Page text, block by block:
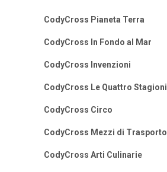
CodyCross Pianeta Terra
CodyCross In Fondo al Mar
CodyCross Invenzioni
CodyCross Le Quattro Stagioni
CodyCross Circo
CodyCross Mezzi di Trasporto
CodyCross Arti Culinarie